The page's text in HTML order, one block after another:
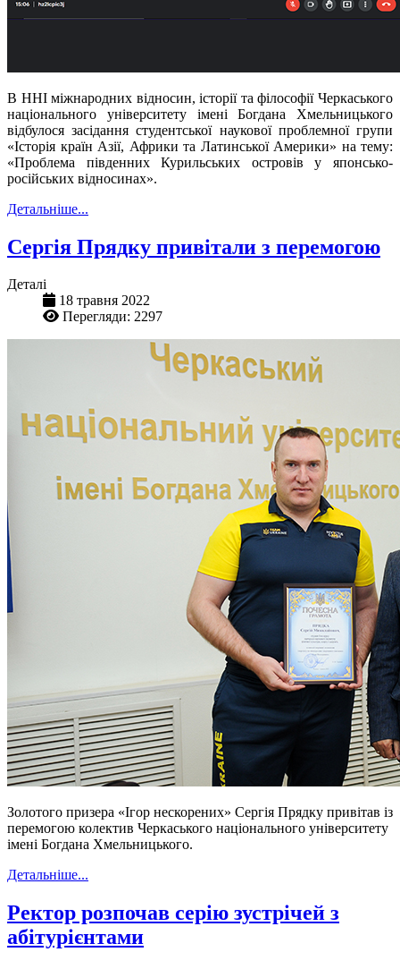
В ННІ міжнародних відносин, історії та філософії Черкаського
національного університету імені Богдана Хмельницького
відбулося засідання студентської наукової проблемної групи
«Історія країн Азії, Африки та Латинської Америки» на тему:
«Проблема південних Курильських островів у японсько-
російських відносинах».
Детальніше...
Сергія Прядку привітали з перемогою
Деталі
18 травня 2022
Перегляди: 2297
Золотого призера «Ігор нескорених» Сергія Прядку привітав із
перемогою колектив Черкаського національного університету
імені Богдана Хмельницького.
Детальніше...
Ректор розпочав серію зустрічей з
абітурієнтами